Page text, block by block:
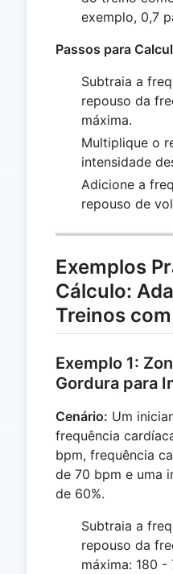
exemplo, 0,7
Passos para
Subtraia a
repouso da
máxima.
Multiplique o
intensidade
Adicione a
repouso de
Exemplos
Cálculo:
Treinos
Exemplo 1:
Gordura para
Cenário: Um
frequência
bpm, frequência
de 70 bpm e uma
de 60%.
Subtraia a
repouso da
máxima: 180 -